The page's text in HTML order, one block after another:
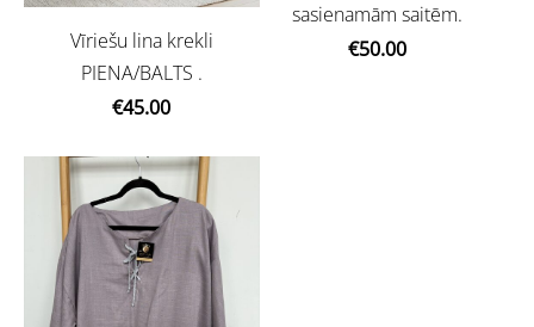
Vīriešu lina krekli
PIENA/BALTS .
€45.00
sasienamām saitēm.
€50.00